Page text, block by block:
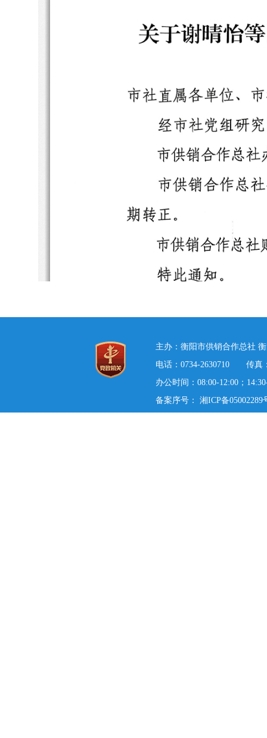
主办：衡阳市供销合作总社
电话：0734-2630710 传真
办公时间：08:00-12:00；
备案序号：
湘ICP备05002289